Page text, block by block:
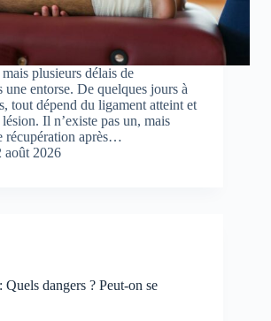
plusieurs délais de
une entorse. De quelques jours à
tout dépend du ligament atteint et
Il n’existe pas un, mais
récupération après…
août 2026
Quels dangers ? Peut-on se